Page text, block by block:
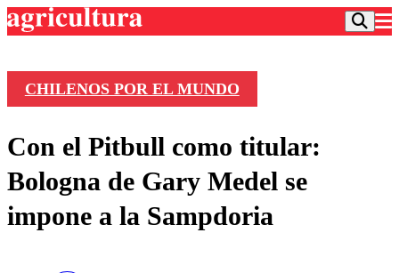
Frecuencias
Agricultura TV
Deportes
Colo Colo
Entretención
CHILENOS POR EL MUNDO
Con el Pitbull como titular:
Bologna de Gary Medel se
impone a la Sampdoria